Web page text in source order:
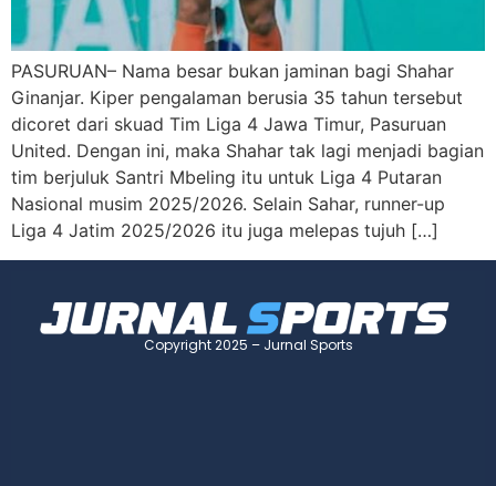
PASURUAN– Nama besar bukan jaminan bagi Shahar
Ginanjar. Kiper pengalaman berusia 35 tahun tersebut
dicoret dari skuad Tim Liga 4 Jawa Timur, Pasuruan
United. Dengan ini, maka Shahar tak lagi menjadi bagian
tim berjuluk Santri Mbeling itu untuk Liga 4 Putaran
Nasional musim 2025/2026. Selain Sahar, runner-up
Liga 4 Jatim 2025/2026 itu juga melepas tujuh […]
Copyright 2025 – Jurnal Sports